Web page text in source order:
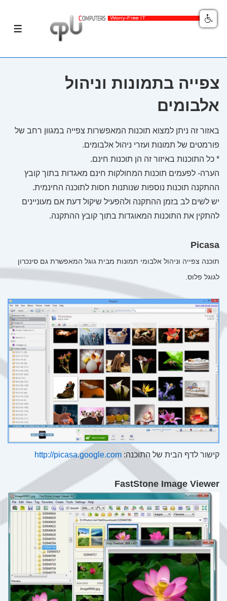
צפייה בתמונות וניהול
אלבומים
באזור זה ניתן למצוא תוכנות המאפשרות צפייה במגוון רחב של
פורמטים של תמונות ועזרי ניהול אלבומים.
* כל התוכנות באיזור זה הן תוכנות חינם.
הערה- לפעמים תוכנות המחולקות חינם מאגדות בתוך קובץ
ההתקנה תוכנות נוספות שנותנות חסות לתוכנה החינמית.
יש לשים לב בזמן ההתקנה ולהפעיל שיקול דעת אם מעוניינים
להתקין את התוכנות המאוגדות בתוך קובץ ההתקנה.
Picasa
תוכנה צפייה וניהול אלבומי תמונות מבית גוגל המאפשרת גם סינכרון
לגוגל פלוס.
קישור לדף הבית של התוכנה: http://picasa.google.com
FastStone Image Viewer